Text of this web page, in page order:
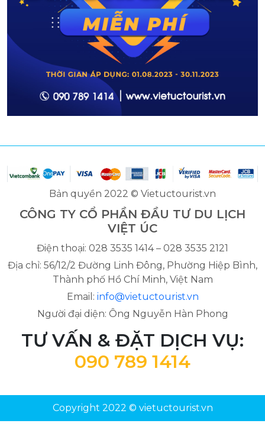
Bản quyền 2022 © Vietuctourist.vn
CÔNG TY CỔ PHẦN ĐẦU TƯ DU LỊCH
VIỆT ÚC
Điện thoại: 028 3535 1414 – 028 3535 2121
Địa chỉ: 56/12/2 Đường Linh Đông, Phường Hiệp Bình,
Thành phố Hồ Chí Minh, Việt Nam
Email: info@vietuctourist.vn
Người đại diện: Ông Nguyễn Hàn Phong
TƯ VẤN & ĐẶT DỊCH VỤ:
090 789 1414
Copyright 2022 © vietuctourist.vn